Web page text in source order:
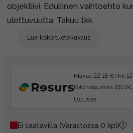
objektiivi. Edullinen vaihtoehto
ulottuvuutta. Takuu 1kk.
Lue koko tuotekuvaus
Maksa 22.18 €/kk
Kokonaissumma
Lue lisää
Ei saatavilla (Varastossa 0 kpl)